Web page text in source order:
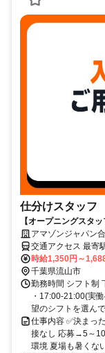
仕分けスタッ
【オープニングスタ
髪型・髪色自由＊未
アマゾンジャパン
ター
交通アクセス 最寄駅：
パークライン 江戸川台駅 から約2km 初石駅 から約3km つくばエクス
プレス 流山おおたかの森駅 から5km ★無料シャトルバスあり（流山
おおたかの森・柏
中、シフトに合わ
柏駅発 約45分 南
時給1,350円～
千葉県流山市
勤務時間 シフト制
・17:00-21:00(実
望のシフトを選ん
仕事内容 ✅決まっ
接なし 応募→5～
環境 夏場も暑くな